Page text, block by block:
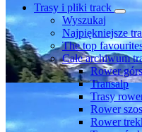
Trasy i pliki track
Wyszukaj
Najpiękniejsze
The top
Całe archiwum
Rower
Transalp
Trasy
Rower
Rower